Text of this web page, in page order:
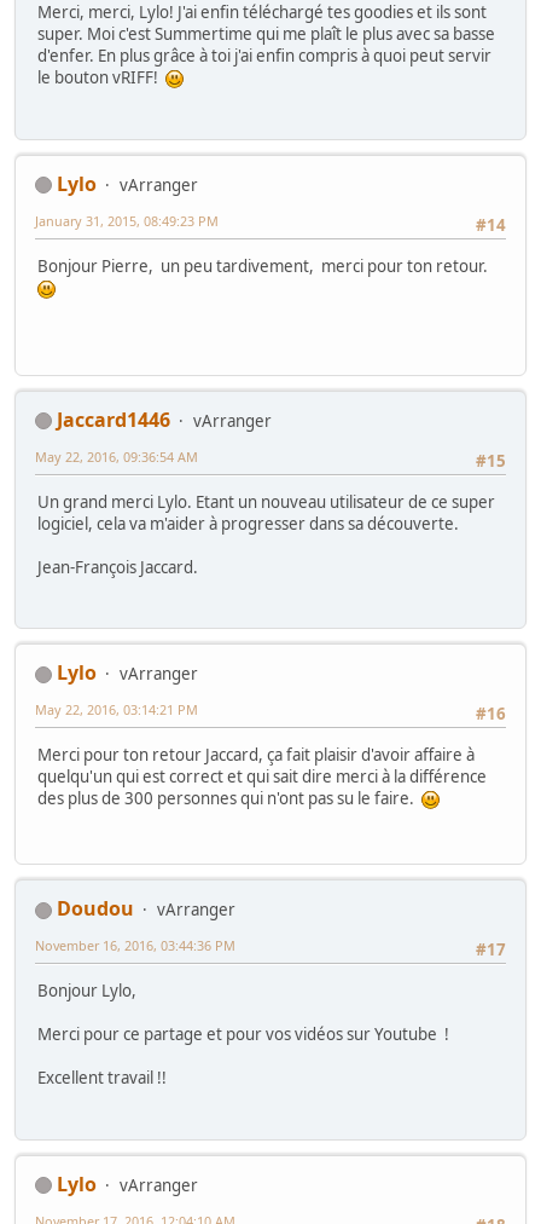
Merci, merci, Lylo! J'ai enfin téléchargé tes goodies et ils sont
super. Moi c'est Summertime qui me plaît le plus avec sa basse
d'enfer. En plus grâce à toi j'ai enfin compris à quoi peut servir
le bouton vRIFF!
Lylo
vArranger
#14
January 31, 2015, 08:49:23 PM
Bonjour Pierre, un peu tardivement, merci pour ton retour.
Jaccard1446
vArranger
#15
May 22, 2016, 09:36:54 AM
Un grand merci Lylo. Etant un nouveau utilisateur de ce super
logiciel, cela va m'aider à progresser dans sa découverte.
Jean-François Jaccard.
Lylo
vArranger
#16
May 22, 2016, 03:14:21 PM
Merci pour ton retour Jaccard, ça fait plaisir d'avoir affaire à
quelqu'un qui est correct et qui sait dire merci à la différence
des plus de 300 personnes qui n'ont pas su le faire.
Doudou
vArranger
#17
November 16, 2016, 03:44:36 PM
Bonjour Lylo,
Merci pour ce partage et pour vos vidéos sur Youtube !
Excellent travail !!
Lylo
vArranger